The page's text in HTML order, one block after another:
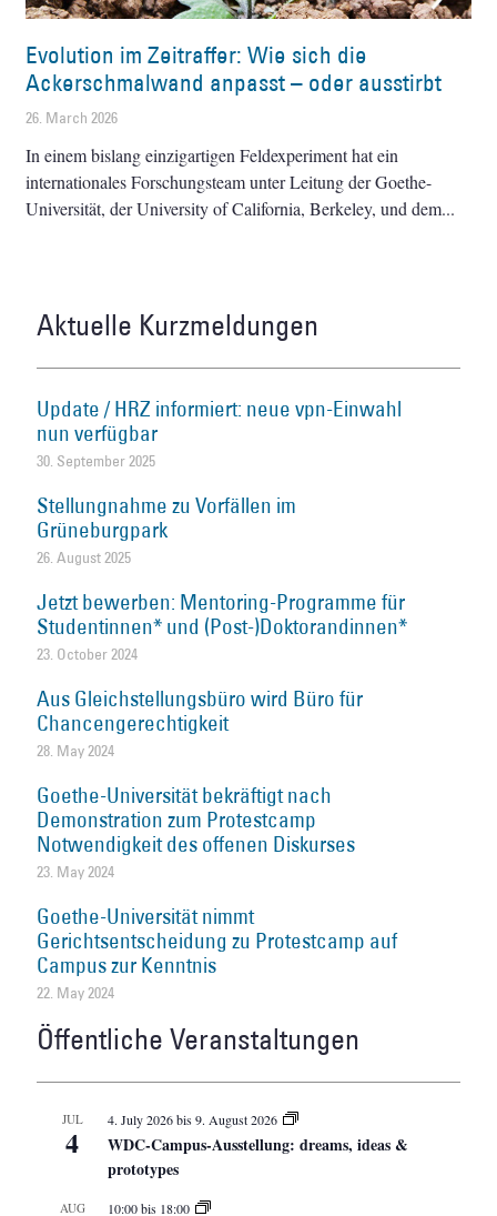
Evolution im Zeitraffer: Wie sich die
Ackerschmalwand anpasst – oder ausstirbt
26. March 2026
In einem bislang einzigartigen Feldexperiment hat ein
internationales Forschungsteam unter Leitung der Goethe-
Universität, der University of California, Berkeley, und dem
Aktuelle Kurzmeldungen
Update / HRZ informiert: neue vpn-Einwahl
nun verfügbar
30. September 2025
Stellungnahme zu Vorfällen im
Grüneburgpark
26. August 2025
Jetzt bewerben: Mentoring-Programme für
Studentinnen* und (Post-)Doktorandinnen*
23. October 2024
Aus Gleichstellungsbüro wird Büro für
Chancengerechtigkeit
28. May 2024
Goethe-Universität bekräftigt nach
Demonstration zum Protestcamp
Notwendigkeit des offenen Diskurses
23. May 2024
Goethe-Universität nimmt
Gerichtsentscheidung zu Protestcamp auf
Campus zur Kenntnis
22. May 2024
Öffentliche Veranstaltungen
JUL
4
4. July 2026bis9. August 2026
WDC-Campus-Ausstellung: dreams, ideas &
prototypes
AUG 10:00bis 18:00